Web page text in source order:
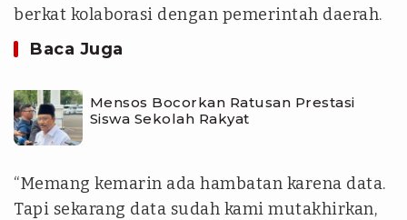
berkat kolaborasi dengan pemerintah daerah.
Baca Juga
Mensos Bocorkan Ratusan Prestasi
Siswa Sekolah Rakyat
“Memang kemarin ada hambatan karena data.
Tapi sekarang data sudah kami mutakhirkan,